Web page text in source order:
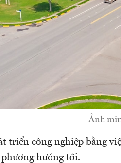
Ảnh
triển công nghiệp bằng
phương hướng tới.